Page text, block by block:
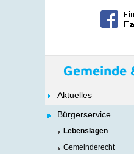
Gemeinde
Aktuelles
Bürgerservice
Lebenslagen
Gemeinderecht